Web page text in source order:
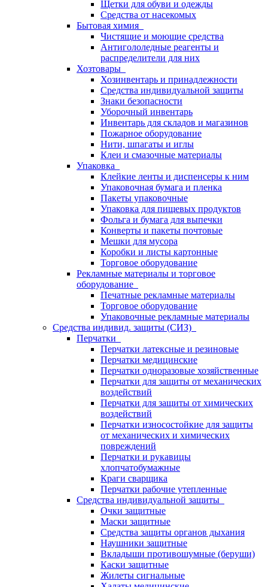
Щетки для обуви и одежды
Средства от насекомых
Бытовая химия
Чистящие и моющие средства
Антигололедные реагенты и
распределители для них
Хозтовары
Хозинвентарь и принадлежности
Средства индивидуальной защиты
Знаки безопасности
Уборочный инвентарь
Инвентарь для складов и магазинов
Пожарное оборудование
Нити, шпагаты и иглы
Клеи и смазочные материалы
Упаковка
Клейкие ленты и диспенсеры к ним
Упаковочная бумага и пленка
Пакеты упаковочные
Упаковка для пищевых продуктов
Фольга и бумага для выпечки
Конверты и пакеты почтовые
Мешки для мусора
Коробки и листы картонные
Торговое оборудование
Рекламные материалы и торговое
оборудование
Печатные рекламные материалы
Торговое оборудование
Упаковочные рекламные материалы
Средства индивид. защиты (СИЗ)
Перчатки
Перчатки латексные и резиновые
Перчатки медицинские
Перчатки одноразовые хозяйственные
Перчатки для защиты от механических
воздействий
Перчатки для защиты от химических
воздействий
Перчатки износостойкие для защиты
от механических и химических
повреждений
Перчатки и рукавицы
хлопчатобумажные
Краги сварщика
Перчатки рабочие утепленные
Средства индивидуальной защиты
Очки защитные
Маски защитные
Средства защиты органов дыхания
Наушники защитные
Вкладыши противошумные (беруши)
Каски защитные
Жилеты сигнальные